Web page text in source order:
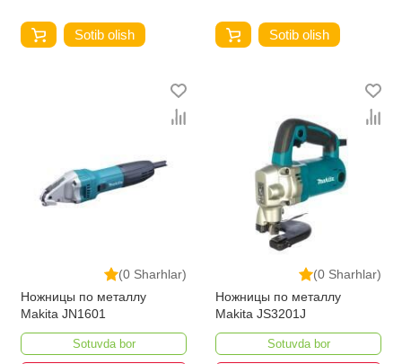
Sotib olish Sotib olish
(0 Sharhlar)
Ножницы по металлу
Makita JN1601
Sotuvda bor
(0 Sharhlar)
Ножницы по металлу
Makita JS3201J
Sotuvda bor